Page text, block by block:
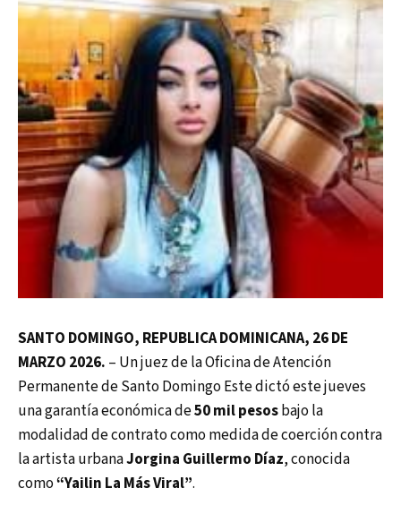
SANTO DOMINGO, REPUBLICA DOMINICANA, 26 DE
MARZO 2026. – Un juez de la Oficina de Atención
Permanente de Santo Domingo Este dictó este jueves
una garantía económica de50 mil pesosbajo la
modalidad de contrato como medida de coerción contra
la artista urbanaJorgina Guillermo Díaz, conocida
como“Yailin La Más Viral”.